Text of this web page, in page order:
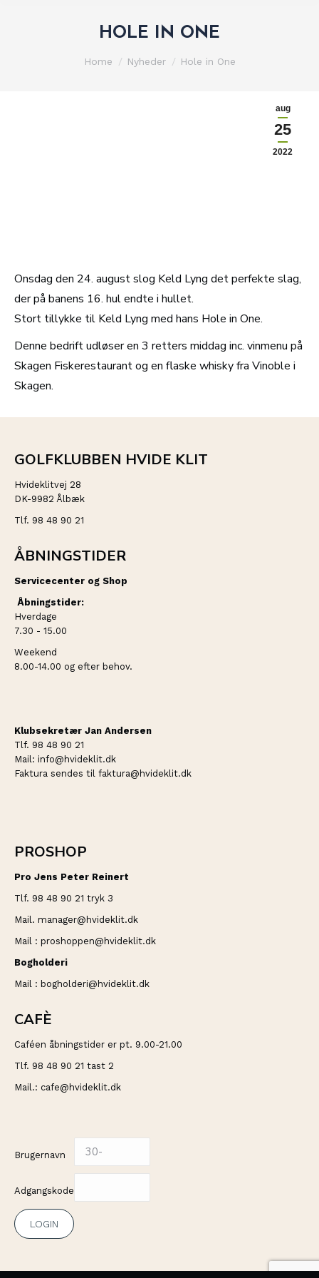
HOLE IN ONE
You are here:
Home Nyheder Hole in One
aug
25
2022
Onsdag den 24. august slog Keld Lyng det perfekte slag,
der på banens 16. hul endte i hullet.
Stort tillykke til Keld Lyng med hans Hole in One.
Denne bedrift udløser en 3 retters middag inc. vinmenu på
Skagen Fiskerestaurant og en flaske whisky fra Vinoble i
Skagen.
GOLFKLUBBEN HVIDE KLIT
Hvideklitvej 28
DK-9982 Ålbæk
Tlf. 98 48 90 21
ÅBNINGSTIDER
Servicecenter og Shop
Åbningstider:
Hverdage
7.30 - 15.00
Weekend
8.00-14.00 og efter behov.
Klubsekretær Jan Andersen
Tlf. 98 48 90 21
Mail: info@hvideklit.dk
Faktura sendes til faktura@hvideklit.dk
PROSHOP
Pro Jens Peter Reinert
Tlf. 98 48 90 21 tryk 3
Mail. manager@hvideklit.dk
Mail : proshoppen@hvideklit.dk
Bogholderi
Mail : bogholderi@hvideklit.dk
CAFÈ
Caféen åbningstider er pt. 9.00-21.00
Tlf. 98 48 90 21 tast 2
Mail.: cafe@hvideklit.dk
Brugernavn
Adgangskode